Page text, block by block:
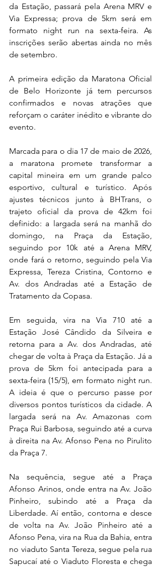
da Estação, passará pela Arena MRV e
Via Expressa; prova de 5km será em
formato night run na sexta-feira. As
inscrições serão abertas ainda no mês
de setembro.
A primeira edição da Maratona Oficial
de Belo Horizonte já tem percursos
confirmados e novas atrações que
reforçam o caráter inédito e vibrante do
evento.
Marcada para o dia 17 de maio de 2026,
a maratona promete transformar a
capital mineira em um grande palco
esportivo, cultural e turístico. Após
ajustes técnicos junto à BHTrans, o
trajeto oficial da prova de 42km foi
definido: a largada será na manhã do
domingo, na Praça da Estação,
seguindo por 10k até a Arena MRV,
onde fará o retorno, seguindo pela Via
Expressa, Tereza Cristina, Contorno e
Av. dos Andradas até a Estação de
Tratamento da Copasa.
Em seguida, vira na Via 710 até a
Estação José Cândido da Silveira e
retorna para a Av. dos Andradas, até
chegar de volta à Praça da Estação. Já a
prova de 5km foi antecipada para a
sexta-feira (15/5), em formato night run.
A ideia é que o percurso passe por
diversos pontos turísticos da cidade. A
largada será na Av. Amazonas com
Praça Rui Barbosa, seguindo até a curva
à direita na Av. Afonso Pena no Pirulito
da Praça 7.
Na sequência, segue até a Praça
Afonso Arinos, onde entra na Av. João
Pinheiro, subindo até a Praça da
Liberdade. Aí então, contorna e desce
de volta na Av. João Pinheiro até a
Afonso Pena, vira na Rua da Bahia, entra
no viaduto Santa Tereza, segue pela rua
Sapucaí até o Viaduto Floresta e chega